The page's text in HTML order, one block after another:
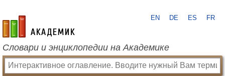
academic.ru
EN DE ES FR
Словари и энциклопедии на Академике